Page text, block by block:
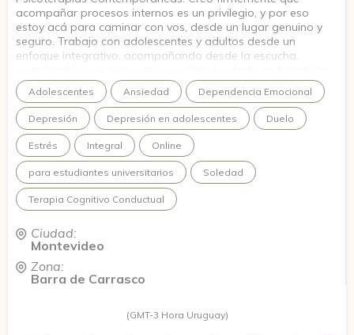
acompañar procesos internos es un privilegio, y por eso
estoy acá para caminar con vos, desde un lugar genuino y
seguro. Trabajo con adolescentes y adultos desde un
enfoque integrativo, acompañando desde la escucha,
Quiero que en este espacio puedas animarte a conectar con
esa versión de vos que viene creciendo hace tiempo.
Adolescentes Ansiedad Dependencia Emocional
Depresión Depresión en adolescentes Duelo
Estrés Integral Online
para estudiantes universitarios Soledad
Terapia Cognitivo Conductual
Ciudad:
Montevideo
Zona:
Barra de Carrasco
(GMT-3 Hora Uruguay)